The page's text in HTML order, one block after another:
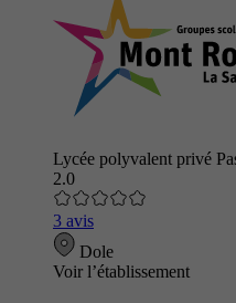
Lycée polyvalent privé
2.0
3 avis
Dole
Voir l’établissement